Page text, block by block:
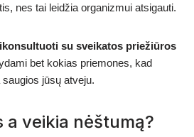
nes tai leidžia organizmui atsigauti.
su sveikatos priežiūros
bet kokias priemones, kad
jūsų atveju.
a veikia nėštumą?